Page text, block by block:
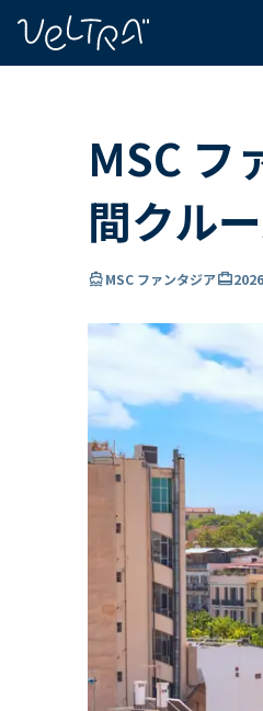
MSC フ
間クル
directions_boatMSC ファンタジアcard_travel